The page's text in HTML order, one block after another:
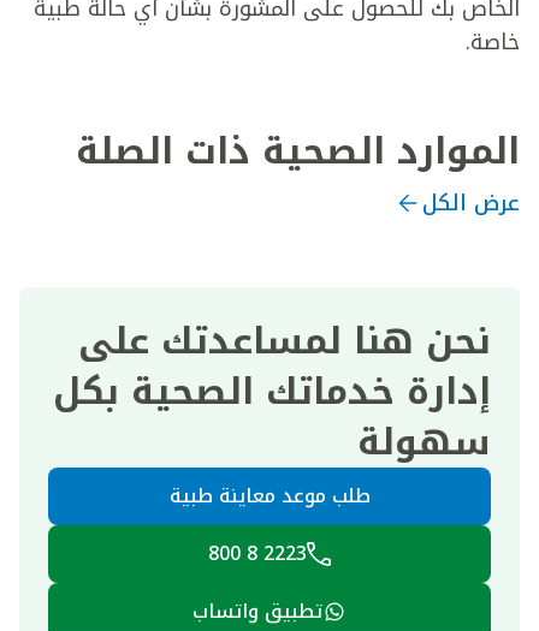
الخاص بك للحصول على المشورة بشأن أي حالة طبية
خاصة.
الموارد الصحية ذات الصلة
عرض الكل
نحن هنا لمساعدتك على
إدارة خدماتك الصحية بكل
سهولة
طلب موعد معاينة طبية
2223 8 800
تطبيق واتساب